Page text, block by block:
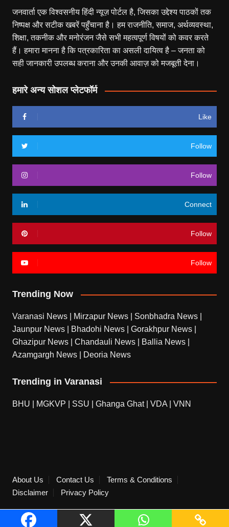
जनवार्ता एक विश्वसनीय हिंदी न्यूज़ पोर्टल है, जिसका उद्देश्य पाठकों तक
निष्पक्ष और सटीक खबरें पहुँचाना है। हम राजनीति, समाज, अर्थव्यवस्था,
शिक्षा, तकनीक और मनोरंजन जैसे सभी महत्वपूर्ण विषयों को कवर करते
हैं। हमारा मानना है कि पत्रकारिता का असली दायित्व है – जनता को
सही जानकारी उपलब्ध कराना और उनकी आवाज़ को मजबूती देना।
हमारे अन्य सोशल प्लेटफॉर्म
Like
Follow
Follow
Connect
Follow
Follow
Trending Now
Varanasi News Mirzapur News Sonbhadra News
Jaunpur News
Bhadohi News Gorakhpur News
Ghazipur News
Chandauli News Ballia News
Azamgargh News
Deoria News
Trending in Varanasi
BHU MGKVP SSU Ghanga Ghat| VDA VNN
About Us Contact Us
Terms & Conditions
Disclaimer
Privacy Policy